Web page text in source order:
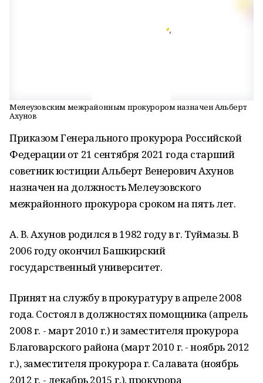
Мелеузовским межрайонным прокурором назначен Альберт
Ахунов
Приказом Генерального прокурора Российской
Федерации от 21 сентября 2021 года старший
советник юстиции Альберт Венерович Ахунов
назначен на должность Мелеузовского
межрайонного прокурора сроком на пять лет.
А. В. Ахунов родился в 1982 году в г. Туймазы. В
2006 году окончил Башкирский
государственный университет.
Принят на службу в прокуратуру в апреле 2008
года. Состоял в должностях помощника (апрель
2008 г. - март 2010 г.) и заместителя прокурора
Благоварского района (март 2010 г. - ноябрь 2012
г.), заместителя прокурора г. Салавата (ноябрь
2012 г. - декабрь 2015 г.), прокурора